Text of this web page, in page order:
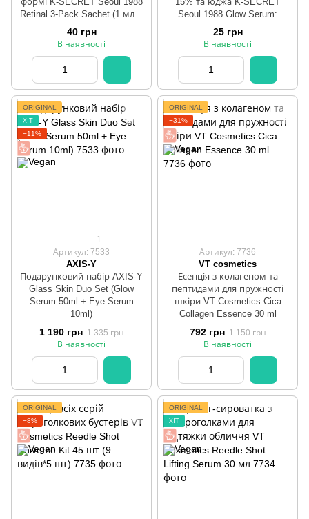
Retinal 3-Pack Sachet (1 мл*3
шт)
40 грн
В наявності
Seoul 1988 Glow Serum:
Niacinamide 15% + Yuja 30 ml
25 грн
В наявності
ORIGINAL
ХІТ
−11%
1
Артикул: 7533
AXIS-Y
Подарунковий набір AXIS-Y
Glass Skin Duo Set (Glow
Serum 50ml + Eye Serum
10ml)
1 190 грн 1 335 грн
В наявності
ORIGINAL
−31%
Артикул: 7736
VT cosmetics
Есенція з колагеном та
пептидами для пружності
шкіри VT Cosmetics Cica
Collagen Essence 30 ml
792 грн 1 150 грн
В наявності
ORIGINAL
−8%
ORIGINAL
ХІТ